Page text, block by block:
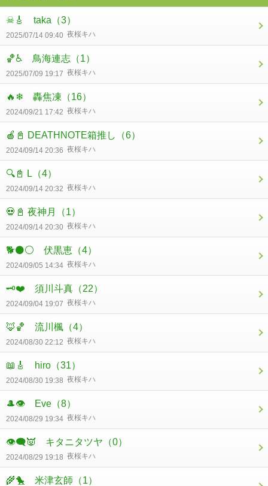
☠🎸 taka （3）
2025/07/14 09:40 夜桜キハ
🏀♿ 鳥海連志 （1）
2025/07/09 19:17 夜桜キハ
🔥❄ 轟焦凍 （16）
2024/09/21 17:42 夜桜キハ
🍎📓 DEATHNOTE箱推し （6）
2024/09/14 20:36 夜桜キハ
🔍📓 L （4）
2024/09/14 20:32 夜桜キハ
💀📓 夜神月 （1）
2024/09/14 20:30 夜桜キハ
🐕⚫⚪ 伏黒恵 （4）
2024/09/05 14:34 夜桜キハ
🗝❤‌ ‌須川斗真 （22）
2024/09/04 19:07 夜桜キハ
🦊🏀 流川楓 （4）
2024/08/30 22:12 夜桜キハ
📖🎸 hiro （31）
2024/08/30 19:38 夜桜キハ
🎩👁 Eve （8）
2024/08/29 19:34 夜桜キハ
👁‍🗨👿 キタニタツヤ （0）
2024/08/29 19:18 夜桜キハ
🌾🐤 米津玄師 （1）